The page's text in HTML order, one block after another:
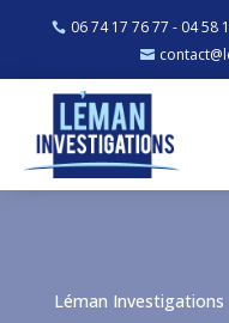
06 74 17 76 77 - 04 58
Léman Investigations